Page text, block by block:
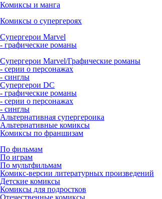
Комиксы и манга
Комиксы о супергероях
Супергерои Marvel
- графические романы
Супергерои Marvel/Графические романы
- серии о персонажах
- синглы
Супергерои DC
- графические романы
- серии о персонажах
- синглы
Альтернативная супергероика
Альтернативные комиксы
Комиксы по франшизам
По фильмам
По играм
По мультфильмам
Комикс-версии литературных произведений
Детские комиксы
Комиксы для подростков
Отечественные комиксы